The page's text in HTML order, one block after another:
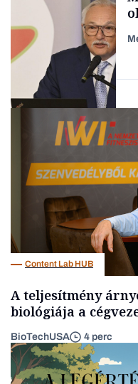
Forbes-sztori
Befektetés
Content Lab HUB
A teljesítmény
biológiája a
BioTechUSA 4 perc